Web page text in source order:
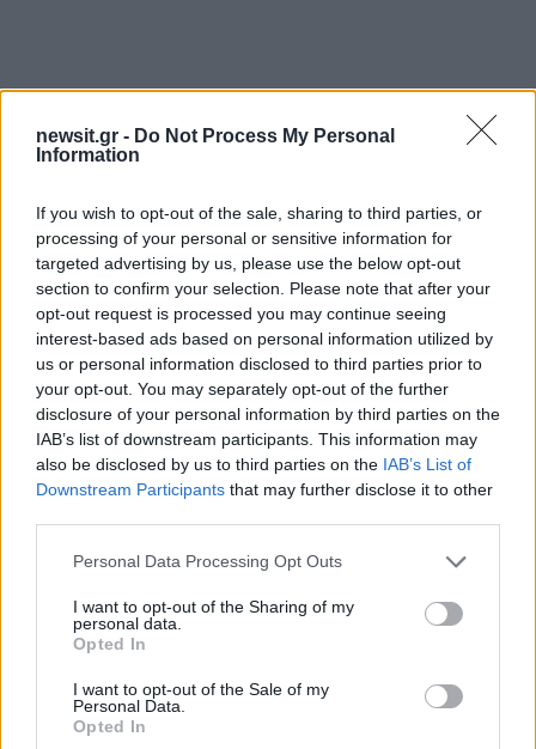
newsit.gr - Do Not Process My Personal
Information
If you wish to opt-out of the sale, sharing to third parties, or
processing of your personal or sensitive information for
targeted advertising by us, please use the below opt-out
section to confirm your selection. Please note that after your
opt-out request is processed you may continue seeing
interest-based ads based on personal information utilized by
us or personal information disclosed to third parties prior to
your opt-out. You may separately opt-out of the further
disclosure of your personal information by third parties on the
IAB’s list of downstream participants. This information may
also be disclosed by us to third parties on the IAB’s List of
Downstream Participants that may further disclose it to other
Please note that this website/app uses one or more Google
not limited to your visit or usage behaviour. You may click to
grant or deny consent to Google and its third-party tags to
use your data for below specified purposes in below Google
consent section.
Personal Data Processing Opt Outs
I want to opt-out of the Sharing of my
personal data.
Opted In
I want to opt-out of the Sale of my
Personal Data.
Opted In
Σχόλια
Σχολίασε εδώ
Αν τα χάσατε
Φωτιά στον Κουβαρά
Αττικής – Μήνυμα του 112
για εκκένωση του Αγίου
Στυλιανού προς Καλύβια
Η Μαρία
απαντά για τις
αποχωρήσεις:
αντιληφθεί το
ο Θανάσης Αυγερινός